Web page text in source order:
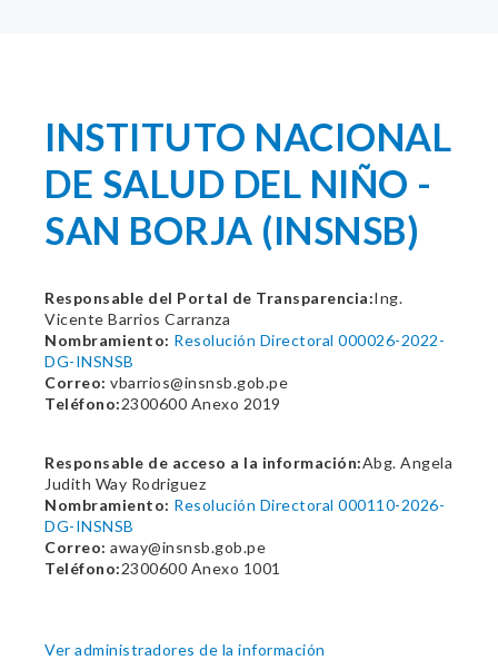
INSTITUTO NACIONAL
DE SALUD DEL NIÑO -
SAN BORJA (INSNSB)
Responsable del Portal de Transparencia:Ing.
Vicente Barrios Carranza
Nombramiento: Resolución Directoral 000026-2022-
DG-INSNSB
Correo: vbarrios@insnsb.gob.pe
Teléfono:2300600 Anexo 2019
Responsable de acceso a la información:Abg. Angela
Judith Way Rodriguez
Nombramiento: Resolución Directoral 000110-2026-
DG-INSNSB
Correo: away@insnsb.gob.pe
Teléfono:2300600 Anexo 1001
Ver administradores de la información